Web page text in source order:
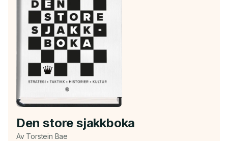
Den store sjakkboka
Av Torstein Bae